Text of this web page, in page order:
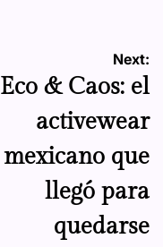
Next:
Eco & Caos: el
activewear
mexicano que
llegó para
quedarse